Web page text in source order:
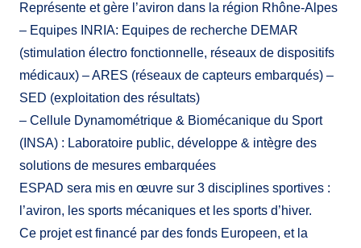
Représente et gère l’aviron dans la région Rhône-Alpes
– Equipes INRIA: Equipes de recherche DEMAR
(stimulation électro fonctionnelle, réseaux de dispositifs
médicaux) – ARES (réseaux de capteurs embarqués) –
SED (exploitation des résultats)
– Cellule Dynamométrique & Biomécanique du Sport
(INSA) : Laboratoire public, développe & intègre des
solutions de mesures embarquées
ESPAD sera mis en œuvre sur 3 disciplines sportives :
l’aviron, les sports mécaniques et les sports d’hiver.
Ce projet est financé par des fonds Europeen, et la